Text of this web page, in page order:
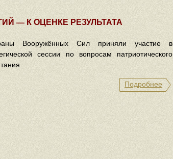
— К ОЦЕНКЕ РЕЗУЛЬТАТА
Вооружённых Сил приняли участие в
сессии по вопросам патриотического
Подробнее